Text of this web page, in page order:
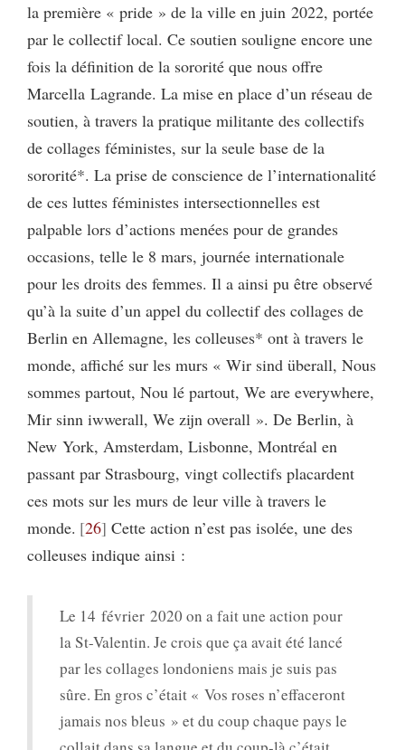
la première « pride » de la ville en juin 2022, portée
par le collectif local. Ce soutien souligne encore une
fois la définition de la sororité que nous offre
Marcella Lagrande. La mise en place d’un réseau de
soutien, à travers la pratique militante des collectifs
de collages féministes, sur la seule base de la
sororité*. La prise de conscience de l’internationalité
de ces luttes féministes intersectionnelles est
palpable lors d’actions menées pour de grandes
occasions, telle le 8 mars, journée internationale
pour les droits des femmes. Il a ainsi pu être observé
qu’à la suite d’un appel du collectif des collages de
Berlin en Allemagne, les colleuses* ont à travers le
monde, affiché sur les murs « Wir sind überall, Nous
sommes partout, Nou lé partout, We are everywhere,
Mir sinn iwwerall, We zijn overall ». De Berlin, à
New York, Amsterdam, Lisbonne, Montréal en
passant par Strasbourg, vingt collectifs placardent
ces mots sur les murs de leur ville à travers le
monde. 26 Cette action n’est pas isolée, une des
colleuses indique ainsi :
Le 14 février 2020 on a fait une action pour
la St-Valentin. Je crois que ça avait été lancé
par les collages londoniens mais je suis pas
sûre. En gros c’était « Vos roses n’effaceront
jamais nos bleus » et du coup chaque pays le